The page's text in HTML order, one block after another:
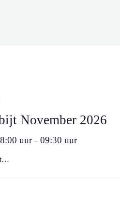
November 2026
uur – 09:30 uur